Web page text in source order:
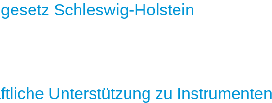
Schleswig-Holstein
Unterstützung zu Instrumenten